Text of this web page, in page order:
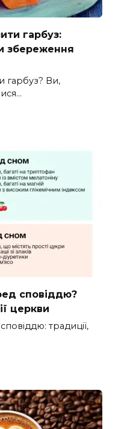
гарбуз:
збереження
гарбуз? Ви,
сповіддю?
церкви
традиції,